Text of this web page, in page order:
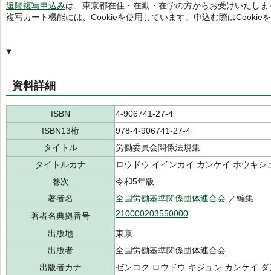
遠隔複写申込みは、東京都在住・在勤・在学の方からお受けいたしま
複写カート機能には、Cookieを使用しています。申込む際はCookie
資料詳細
ISBN
4-906741-27-4
ISBN13桁
978-4-906741-27-4
タイトル
労働委員会関係法規集
タイトルカナ
ロウドウ イインカイ カンケイ ホウキシ
巻次
令和5年版
著者名
全国労働基準関係団体連合会 ／編集
著者名典拠番号
210000203550000
出版地
東京
出版者
全国労働基準関係団体連合会
出版者カナ
ゼンコク ロウドウ キジュン カンケイ